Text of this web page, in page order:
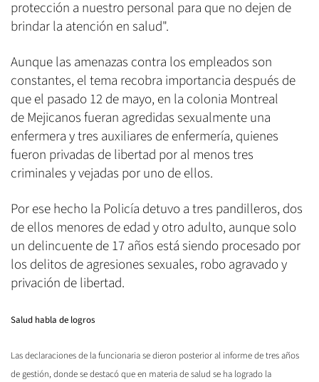
protección a nuestro personal para que no dejen de
brindar la atención en salud".
Aunque las amenazas contra los empleados son
constantes, el tema recobra importancia después de
que el pasado 12 de mayo, en la colonia Montreal
de Mejicanos fueran agredidas sexualmente una
enfermera y tres auxiliares de enfermería, quienes
fueron privadas de libertad por al menos tres
criminales y vejadas por uno de ellos.
Por ese hecho la Policía detuvo a tres pandilleros, dos
de ellos menores de edad y otro adulto, aunque solo
un delincuente de 17 años está siendo procesado por
los delitos de agresiones sexuales, robo agravado y
privación de libertad.
Salud habla de logros
Las declaraciones de la funcionaria se dieron posterior al informe de tres años
de gestión, donde se destacó que en materia de salud se ha logrado la